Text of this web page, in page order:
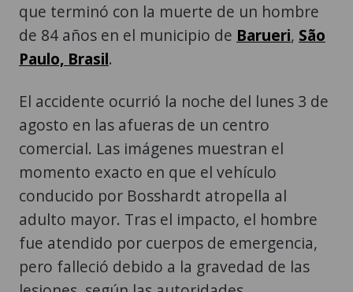
que terminó con la muerte de un hombre
de 84 años en el municipio de Barueri, São
Paulo, Brasil.
El accidente ocurrió la noche del lunes 3 de
agosto en las afueras de un centro
comercial. Las imágenes muestran el
momento exacto en que el vehículo
conducido por Bosshardt atropella al
adulto mayor. Tras el impacto, el hombre
fue atendido por cuerpos de emergencia,
pero falleció debido a la gravedad de las